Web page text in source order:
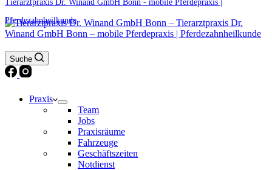
Tierarztpraxis Dr. Winand GmbH Bonn - mobile Pferdepraxis |
Pferdezahnheilkunde
Suche
Praxis
Team
Jobs
Praxisräume
Fahrzeuge
Geschäftszeiten
Notdienst